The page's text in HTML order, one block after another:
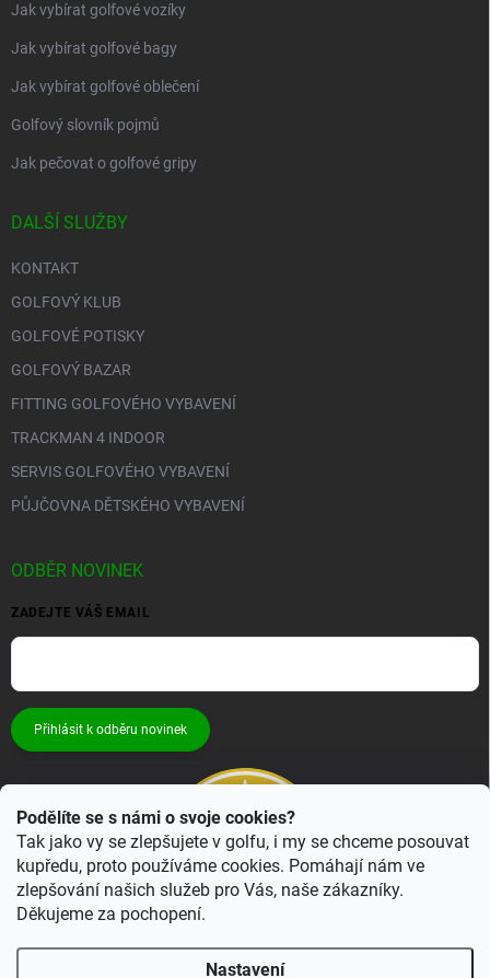
Podělíte se s námi o svoje cookies?
Tak jako vy se zlepšujete v golfu, i my se chceme posouvat
kupředu, proto používáme cookies. Pomáhají nám ve
zlepšování našich služeb pro Vás, naše zákazníky.
Děkujeme za pochopení.
Nastavení
Jak vybírat golfové vozíky
Jak vybírat golfové bagy
Jak vybírat golfové oblečení
Golfový slovník pojmů
Jak pečovat o golfové gripy
DALŠÍ SLUŽBY
KONTAKT
GOLFOVÝ KLUB
GOLFOVÉ POTISKY
GOLFOVÝ BAZAR
FITTING GOLFOVÉHO VYBAVENÍ
TRACKMAN 4 INDOOR
SERVIS GOLFOVÉHO VYBAVENÍ
PŮJČOVNA DĚTSKÉHO VYBAVENÍ
ODBĚR NOVINEK
ZADEJTE VÁŠ EMAIL
Přihlásit k odběru novinek